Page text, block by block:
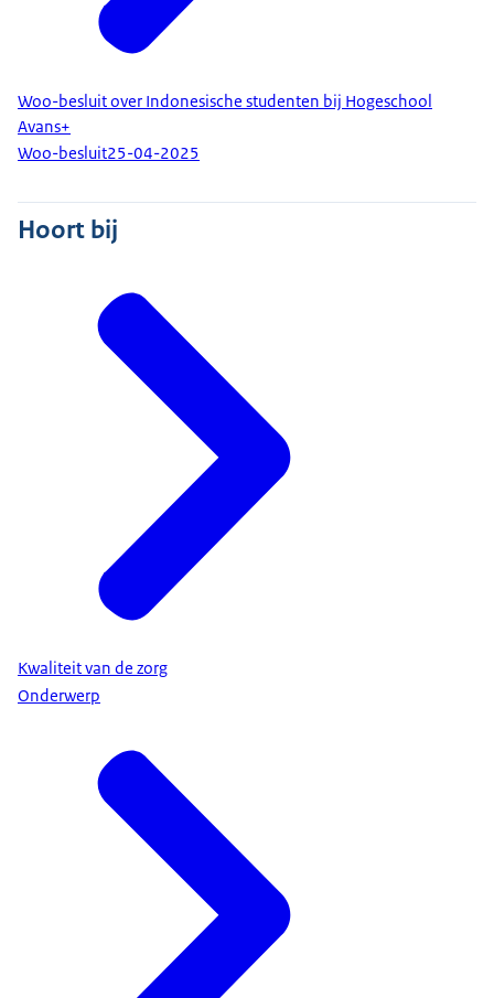
Woo-besluit over Indonesische studenten bij Hogeschool
Avans+
Woo-besluit25-04-2025
Hoort bij
Kwaliteit van de zorg
Onderwerp